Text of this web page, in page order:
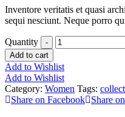
Inventore veritatis et quasi
sequi nesciunt. Neque porro
Quantity -
Add to cart
Add to Wishlist
Add to Wishlist
Category: Women Tags:
Share on Facebook
Share